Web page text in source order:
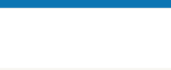
au bénéfice des haut-saônois depuis 1983.